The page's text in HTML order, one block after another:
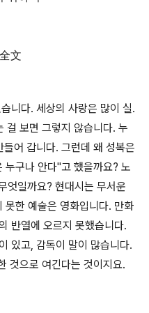
文
니다. 세상의 사랑은 많이 실.
걸 보면 그렇지 않습니다. 누
어 갑니다. 그런데 왜 성복은
누구나 안다"고 했을까요? 노
엇일까요? 현대시는 무서운
한 예술은 영화입니다. 만화
반열에 오르지 못했습니다.
있고, 감독이 말이 많습니다.
것으로 여긴다는 것이지요.